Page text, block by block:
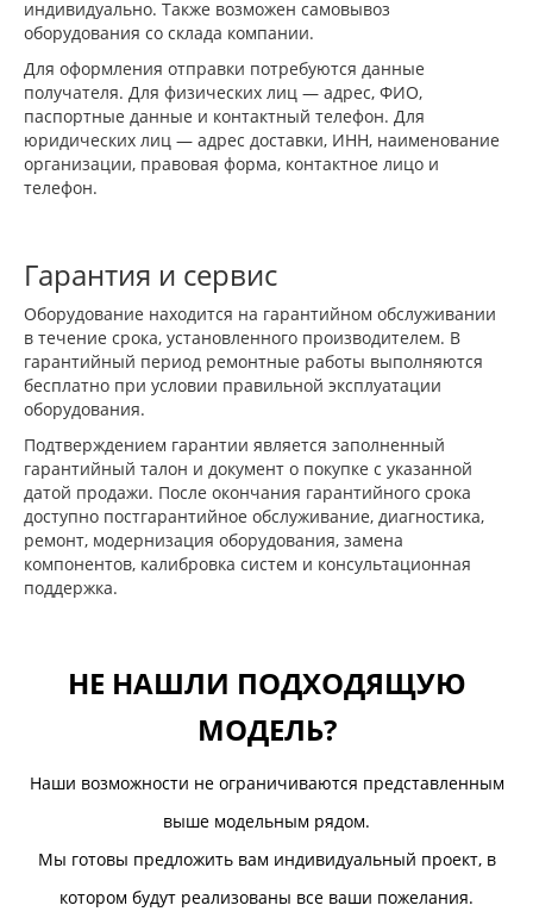
индивидуально. Также возможен самовывоз
оборудования со склада компании.
Для оформления отправки потребуются данные
получателя. Для физических лиц — адрес, ФИО,
паспортные данные и контактный телефон. Для
юридических лиц — адрес доставки, ИНН, наименование
организации, правовая форма, контактное лицо и
телефон.
Гарантия и сервис
Оборудование находится на гарантийном обслуживании
в течение срока, установленного производителем. В
гарантийный период ремонтные работы выполняются
бесплатно при условии правильной эксплуатации
оборудования.
Подтверждением гарантии является заполненный
гарантийный талон и документ о покупке с указанной
датой продажи. После окончания гарантийного срока
доступно постгарантийное обслуживание, диагностика,
ремонт, модернизация оборудования, замена
компонентов, калибровка систем и консультационная
поддержка.
НЕ НАШЛИ ПОДХОДЯЩУЮ
МОДЕЛЬ?
Наши возможности не ограничиваются представленным
выше модельным рядом.
Мы готовы предложить вам индивидуальный проект, в
котором будут реализованы все ваши пожелания.